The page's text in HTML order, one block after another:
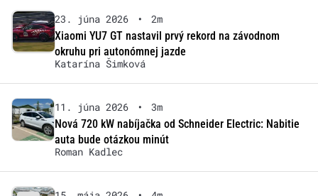
23. júna 2026 •
2m
Xiaomi YU7 GT nastavil prvý rekord na závodnom
okruhu pri autonómnej jazde
Katarína Šimková
11. júna 2026 •
3m
Nová 720 kW nabíjačka od Schneider Electric: Nabitie
auta bude otázkou minút
Roman Kadlec